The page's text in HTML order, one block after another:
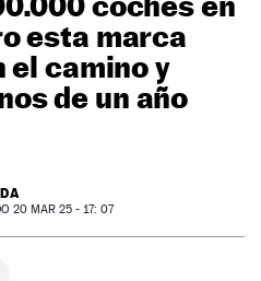
esta marca
el camino y
de un año
20 MAR 25 - 17: 07